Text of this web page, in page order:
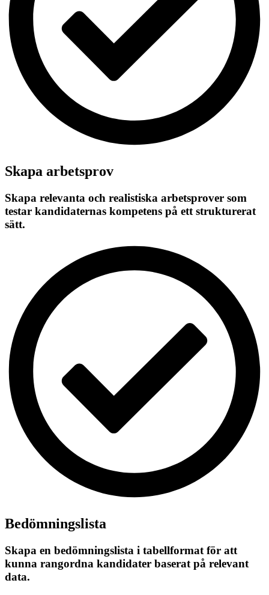
Skapa arbetsprov
Skapa relevanta och realistiska arbetsprover som
testar kandidaternas kompetens på ett strukturerat
sätt.
Bedömningslista
Skapa en bedömningslista i tabellformat för att
kunna rangordna kandidater baserat på relevant
data.